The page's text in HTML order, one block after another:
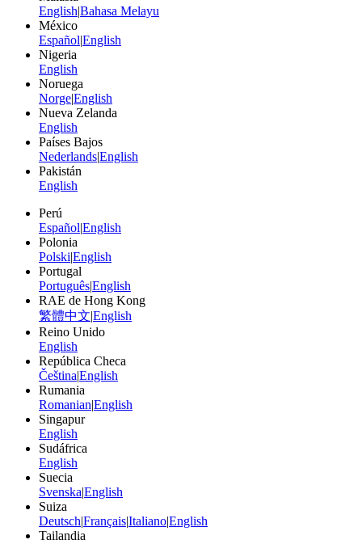
English|Bahasa Melayu
México
Español|English
Nigeria
English
Noruega
Norge|English
Nueva Zelanda
English
Países Bajos
Nederlands|English
Pakistán
English
Perú
Español|English
Polonia
Polski|English
Portugal
Português|English
RAE de Hong Kong
繁體中文|English
Reino Unido
English
República Checa
Čeština|English
Rumania
Romanian|English
Singapur
English
Sudáfrica
English
Suecia
Svenska|English
Suiza
Deutsch|Français|Italiano|English
Tailandia